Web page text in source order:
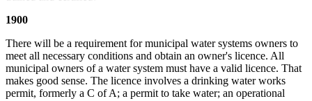
1900
There will be a requirement for municipal water systems owners to
meet all necessary conditions and obtain an owner's licence. All
municipal owners of a water system must have a valid licence. That
makes good sense. The licence involves a drinking water works
permit, formerly a C of A; a permit to take water; an operational